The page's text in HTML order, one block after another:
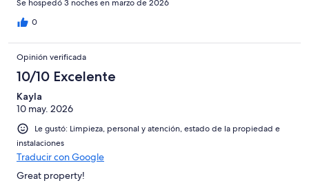
Se hospedó 3 noches en marzo de 2026
0
Opinión verificada
10/10 Excelente
Kayla
10 may. 2026
Le gustó: Limpieza, personal y atención, estado de la propiedad e
instalaciones
Traducir con Google
Great property!